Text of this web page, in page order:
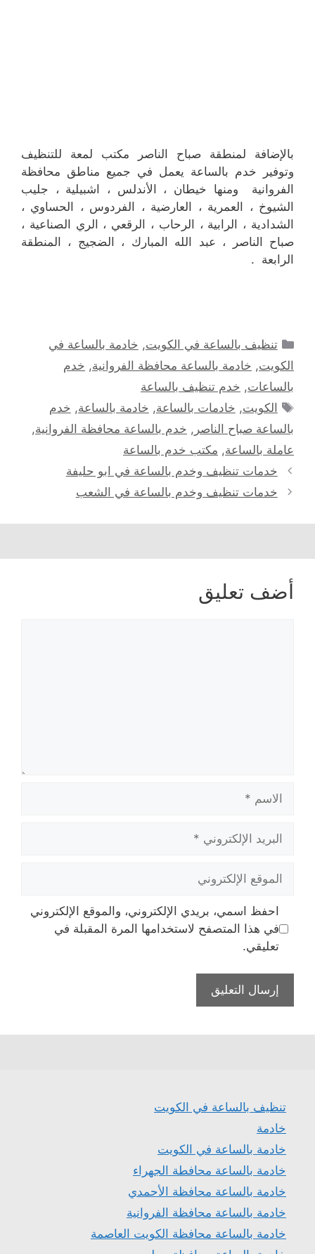
بالإضافة لمنطقة صباح الناصر مكتب لمعة للتنظيف
وتوفير خدم بالساعة يعمل في جميع مناطق محافظة
الفروانية ومنها خيطان ، الأندلس ، اشبيلية ، جليب
الشيوخ ، العمرية ، العارضية ، الفردوس ، الحساوي ،
الشدادية ، الرابية ، الرحاب ، الرقعي ، الري الصناعية ،
صباح الناصر ، عبد الله المبارك ، الضجيج ، المنطقة
الرابعة .
التصنيفات
تنظيف بالساعة في الكويت, خادمة بالساعة في
الكويت, خادمة بالساعة محافظة الفروانية, خدم
بالساعات, خدم تنظيف بالساعة
الوسوم
الكويت, خادمات بالساعة, خادمة بالساعة, خدم
بالساعة صباح الناصر , خدم بالساعة محافظة الفروانية,
عاملة بالساعة, مكتب خدم بالساعة
خدمات تنظيف وخدم بالساعة في ابو حليفة
خدمات تنظيف وخدم بالساعة في الشعب
أضف تعليق
الاسم
البريد
الإلكتروني
الموقع
الإلكتروني
احفظ اسمي، بريدي الإلكتروني، والموقع الإلكتروني
في هذا المتصفح لاستخدامها المرة المقبلة في
تعليقي.
تنظيف بالساعة في الكويت
خادمة
خادمة بالساعة في الكويت
خادمة بالساعة محافطة الجهراء
خادمة بالساعة محافظة الأحمدي
خادمة بالساعة محافظة الفروانية
خادمة بالساعة محافظة الكويت العاصمة